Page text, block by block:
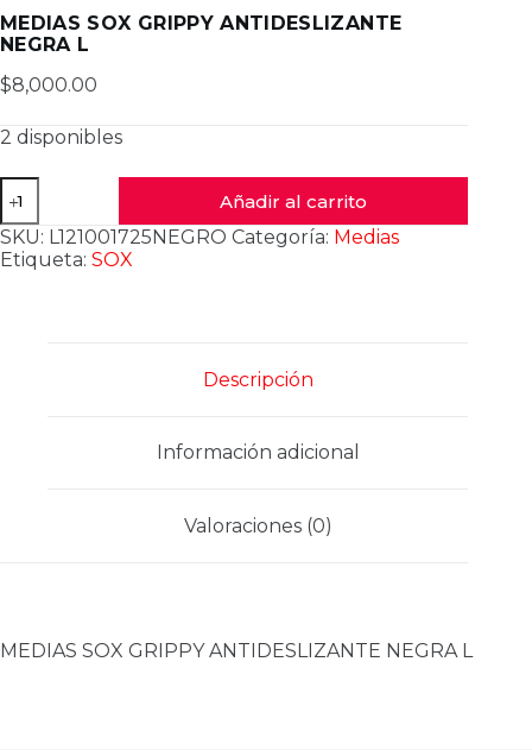
MEDIAS SOX GRIPPY ANTIDESLIZANTE
NEGRA L
$8,000.00
2 disponibles
MEDIAS
SOX
GRIPPY
ANTIDESLIZANTE
NEGRA
Añadir al carrito
SKU: L121001725NEGRO Categoría: Medias
Etiqueta: SOX
Descripción
Información adicional
Valoraciones (0)
MEDIAS SOX GRIPPY ANTIDESLIZANTE NEGRA L